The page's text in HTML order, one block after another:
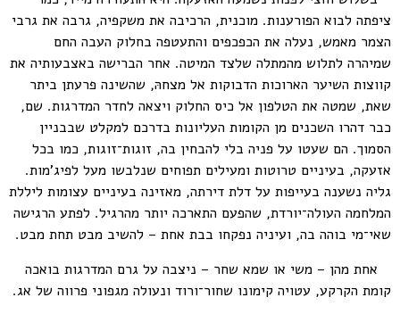
ציפתה לבוא הפורענות. מוכנית, הרכיבה את משקפיה, גרבה את גרבי
הצמר מאמש, נעלה את הכפכפים והתעטפה בחלוק העבה החם
שמיהרה לתלוש מהמתלה שלצד המיטה. אחר הברישה באצבעותיה את
קווצות השיער הארוכות הדבוקות אל מצחהּ, שהשינה פרעתן ביתר
שאת, שמטה את הטלפון אל כיס החלוק ויצאה לחדר המדרגות. שם,
כבר דהרו השכנים מן הקומות העליונות בדרכם למקלט שבבניין
הסמוך. הם שעטו על פניה בלי להבחין בה, זוגות־זוגות, כמו בכל
אזעקה, בעיניים טרוטות ומעילים תפוחים שנלבשו מעל לפיג'מות.
גליה נשענה בעייפות על דלת דירתה, מאזינה בעיניים עצומות ליללת
המלחמה העולה־יורדת, שהפעם התארכה יותר מהרגיל. לפתע הרגישה
שאי־מי בוהה בה, ועיניה נפקחו בבת אחת – להשיב מבט תחת מבט.
אחת מהן – משי או שמא שחר – ניצבה על גרם המדרגות בואכה
קומת הקרקע, עטויה קימונו שחור־ורוד ונעולה מגפוני פרווה של אג.